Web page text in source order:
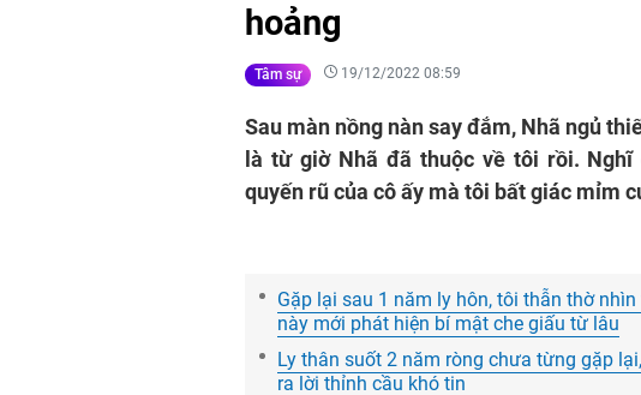
hoảng
Tâm sự 19/12/2022 08:59
Sau màn nồng nàn say đắm, Nhã ngủ
là từ giờ Nhã đã thuộc về tôi rồi. Nghĩ
quyến rũ của cô ấy mà tôi bất giác mỉm
Gặp lại sau 1 năm ly hôn, tôi thẫn thờ
này mới phát hiện bí mật che giấu từ lâu
Ly thân suốt 2 năm ròng chưa từng gặp
ra lời thỉnh cầu khó tin